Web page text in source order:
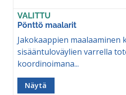
VALITTU
Pönttö maalarit
Jakokaappien maalaaminen
sisääntuloväylien varrella
koordinoimana...
Näytä